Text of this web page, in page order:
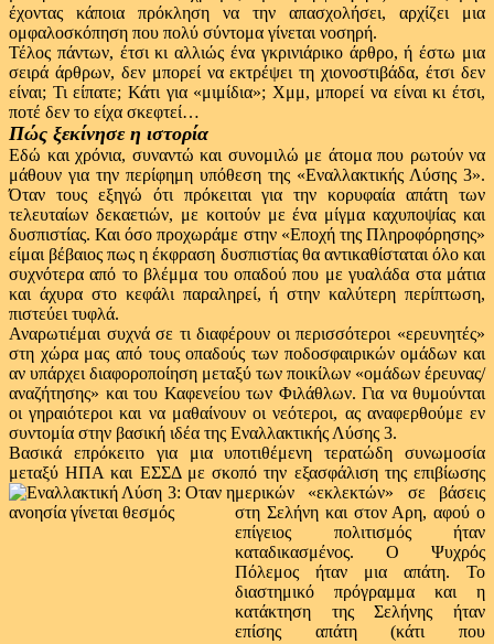
έχοντας κάποια πρόκληση να την απασχολήσει, αρχίζει μια
ομφαλοσκόπηση που πολύ σύντομα γίνεται νοσηρή.
Τέλος πάντων, έτσι κι αλλιώς ένα γκρινιάρικο άρθρο, ή έστω μια
σειρά άρθρων, δεν μπορεί να εκτρέψει τη χιονοστιβάδα, έτσι δεν
είναι; Τι είπατε; Κάτι για «μιμίδια»; Χμμ, μπορεί να είναι κι έτσι,
ποτέ δεν το είχα σκεφτεί…
Πώς ξεκίνησε η ιστορία
Εδώ και χρόνια, συναντώ και συνομιλώ με άτομα που ρωτούν να
μάθουν για την περίφημη υπόθεση της «Εναλλακτικής Λύσης 3».
Όταν τους εξηγώ ότι πρόκειται για την κορυφαία απάτη των
τελευταίων δεκαετιών, με κοιτούν με ένα μίγμα καχυποψίας και
δυσπιστίας. Και όσο προχωράμε στην «Εποχή της Πληροφόρησης»
είμαι βέβαιος πως η έκφραση δυσπιστίας θα αντικαθίσταται όλο και
συχνότερα από το βλέμμα του οπαδού που με γυαλάδα στα μάτια
και άχυρα στο κεφάλι παραληρεί, ή στην καλύτερη περίπτωση,
πιστεύει τυφλά.
Αναρωτιέμαι συχνά σε τι διαφέρουν οι περισσότεροι «ερευνητές»
στη χώρα μας από τους οπαδούς των ποδοσφαιρικών ομάδων και
αν υπάρχει διαφοροποίηση μεταξύ των ποικίλων «ομάδων έρευνας/
αναζήτησης» και του Καφενείου των Φιλάθλων. Για να θυμούνται
οι γηραιότεροι και να μαθαίνουν οι νεότεροι, ας αναφερθούμε εν
συντομία στην βασική ιδέα της Εναλλακτικής Λύσης 3.
Βασικά επρόκειτο για μια υποτιθέμενη τερατώδη συνωμοσία
μεταξύ ΗΠΑ και ΕΣΣΔ με σκοπό την εξασφάλιση της επιβίωσης
μερικών «εκλεκτών» σε βάσεις
στη Σελήνη και στον Αρη, αφού ο
επίγειος πολιτισμός ήταν
καταδικασμένος. Ο Ψυχρός
Πόλεμος ήταν μια απάτη. Το
διαστημικό πρόγραμμα και η
κατάκτηση της Σελήνης ήταν
επίσης απάτη (κάτι που